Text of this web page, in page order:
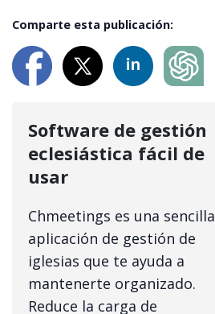
Comparte esta publicación:
Software de gestión
eclesiástica fácil de
usar
Chmeetings es una sencilla
aplicación de gestión de
iglesias que te ayuda a
mantenerte organizado.
Reduce la carga de